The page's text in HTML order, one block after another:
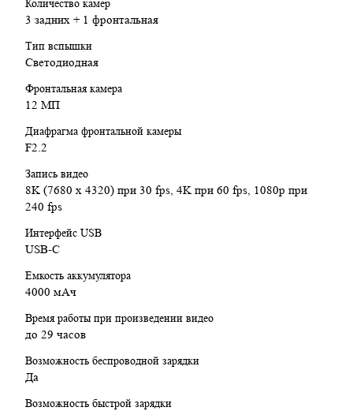
интерфейс One UI 7 делает взаимодействие со смартфоном
Компактный, прочный и мощный — Galaxy S25 станет
производительность, удобство и инновационные технологии
в одном устройстве.
Количество камер
3 задних + 1 фронтальная
Тип вспышки
Светодиодная
Фронтальная камера
12 МП
Диафрагма фронтальной камеры
F2.2
Запись видео
8K (7680 x 4320) при 30 fps, 4K при 60 fps, 1080p при
240 fps
Интерфейс USB
USB-C
Емкость аккумулятора
4000 мАч
Время работы при произведении видео
до 29 часов
Возможность беспроводной зарядки
Да
Возможность быстрой зарядки